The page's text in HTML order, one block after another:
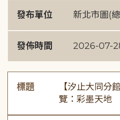
發布單位 新北市圖(
發佈時間 2026-07-
標題
【汐止大同分
覽：彩墨天地